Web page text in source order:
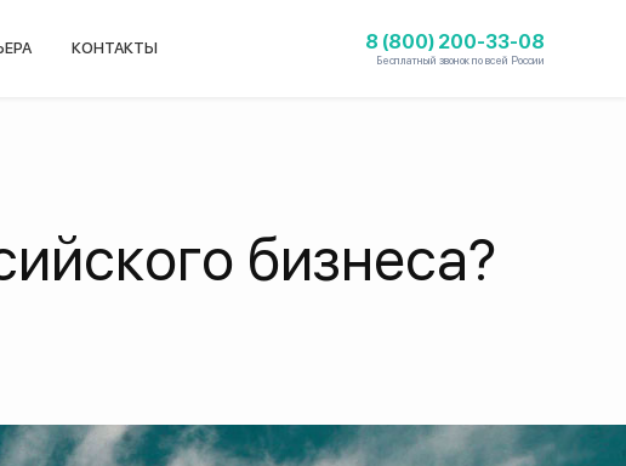
КОНТАКТЫ 8 (800) 200-33-08
Бесплатный звонок по всей России
бизнеса?